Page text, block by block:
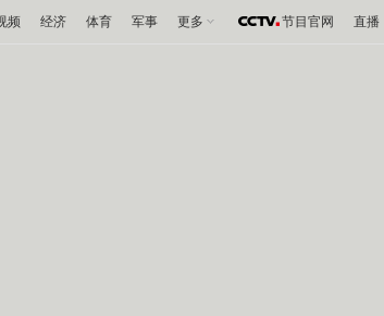
频 经济 体育 军事 更多 节目官网 直播